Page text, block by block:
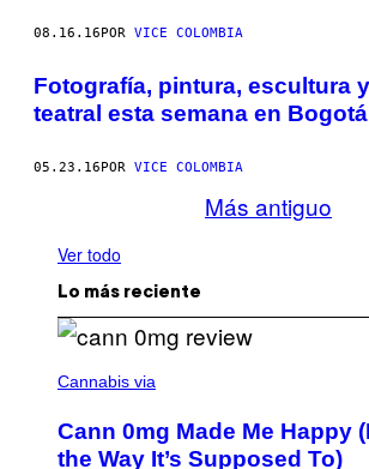
08.16.16POR VICE COLOMBIA
Fotografía, pintura, escultura
teatral esta semana en Bogotá
05.23.16 POR VICE COLOMBIA
Más antiguo
Ver todo
Lo más reciente
I
S
T
Cannabis via
Cann 0mg Made Me Happy
the Way It’s Supposed To)